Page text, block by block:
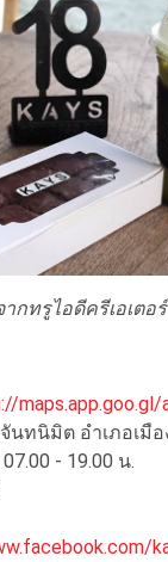
กทรูไอดีครีเอเตอร์
maps.app.goo.gl/
นทนิมิต อำเภอเมื
- 19.00 น.